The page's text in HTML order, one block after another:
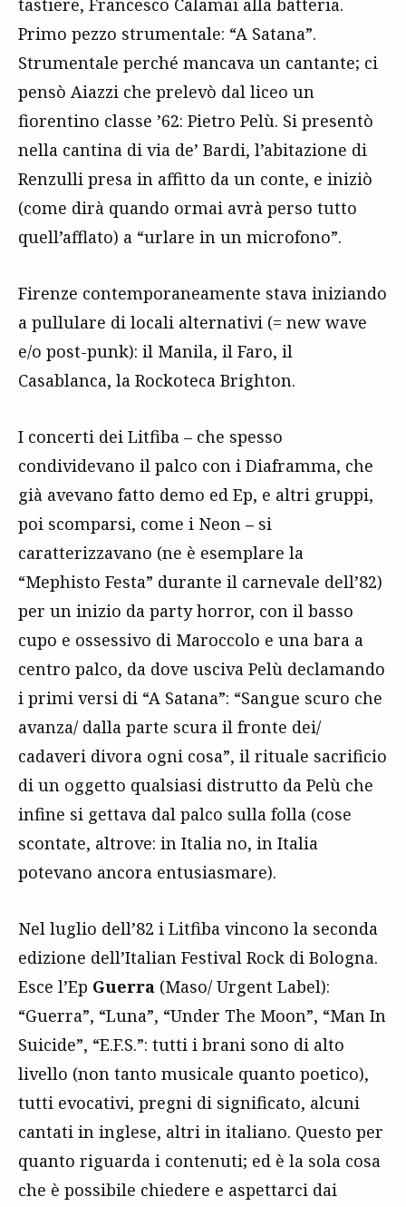
Primo pezzo strumentale: “A Satana”.
Strumentale perché mancava un cantante; ci
pensò Aiazzi che prelevò dal liceo un
fiorentino classe ’62: Pietro Pelù. Si presentò
nella cantina di via de’ Bardi, l’abitazione di
Renzulli presa in affitto da un conte, e iniziò
(come dirà quando ormai avrà perso tutto
quell’afflato) a “urlare in un microfono”.
Firenze contemporaneamente stava iniziando
a pullulare di locali alternativi (= new wave
e/o post-punk): il Manila, il Faro, il
Casablanca, la Rockoteca Brighton.
I concerti dei Litfiba – che spesso
condividevano il palco con i Diaframma, che
già avevano fatto demo ed Ep, e altri gruppi,
poi scomparsi, come i Neon – si
caratterizzavano (ne è esemplare la
“Mephisto Festa” durante il carnevale dell’82)
per un inizio da party horror, con il basso
cupo e ossessivo di Maroccolo e una bara a
centro palco, da dove usciva Pelù declamando
i primi versi di “A Satana”: “Sangue scuro che
avanza/ dalla parte scura il fronte dei/
cadaveri divora ogni cosa”, il rituale sacrificio
di un oggetto qualsiasi distrutto da Pelù che
infine si gettava dal palco sulla folla (cose
scontate, altrove: in Italia no, in Italia
potevano ancora entusiasmare).
Nel luglio dell’82 i Litfiba vincono la seconda
edizione dell’Italian Festival Rock di Bologna.
Esce l’Ep Guerra (Maso/ Urgent Label):
“Guerra”, “Luna”, “Under The Moon”, “Man In
Suicide”, “E.F.S.”: tutti i brani sono di alto
livello (non tanto musicale quanto poetico),
tutti evocativi, pregni di significato, alcuni
cantati in inglese, altri in italiano. Questo per
quanto riguarda i contenuti; ed è la sola cosa
che è possibile chiedere e aspettarci dai